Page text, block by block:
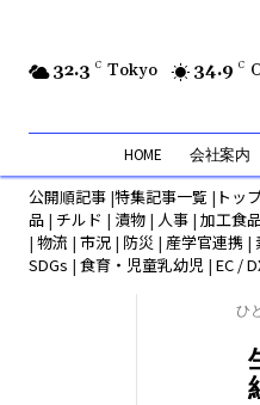
32.3 C Tokyo 34.9 C
HOME 会社案内
公開順記事 |特集記事一覧 | トッ
品 | チルド | 漬物 | 人事 | 加工食
| 物流 | 市況 | 防災 | 産学官連携 |
SDGs | 食育・児童乳幼児 | EC /
ひ